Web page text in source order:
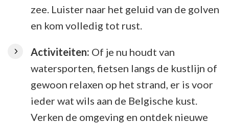
zee. Luister naar het geluid van de golven
en kom volledig tot rust.
Activiteiten: Of je nu houdt van
watersporten, fietsen langs de kustlijn of
gewoon relaxen op het strand, er is voor
ieder wat wils aan de Belgische kust.
Verken de omgeving en ontdek nieuwe